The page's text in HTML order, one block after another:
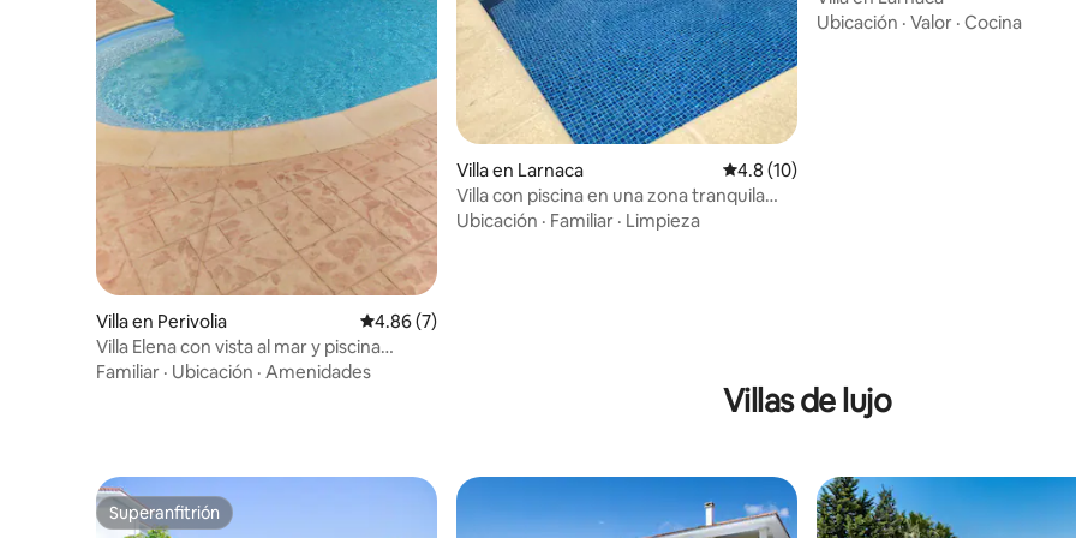
Villa en Perivolia Calificación promedio: 4.86 de 5; 7 evaluaciones
4.86 (7)
Villa Elena con vista al mar y piscina
privada
Familiar · Ubicación · Amenidades
Villa en Larnaca Calificación promedio: 4.8 de 5; 10
4.8 (10)
Villa con piscina en una zona tranquila
junto al mar
Ubicación · Familiar · Limpieza
Ubicación · Valor · Cocina
Villas de lujo
Superanfitrión
Superanfitrión